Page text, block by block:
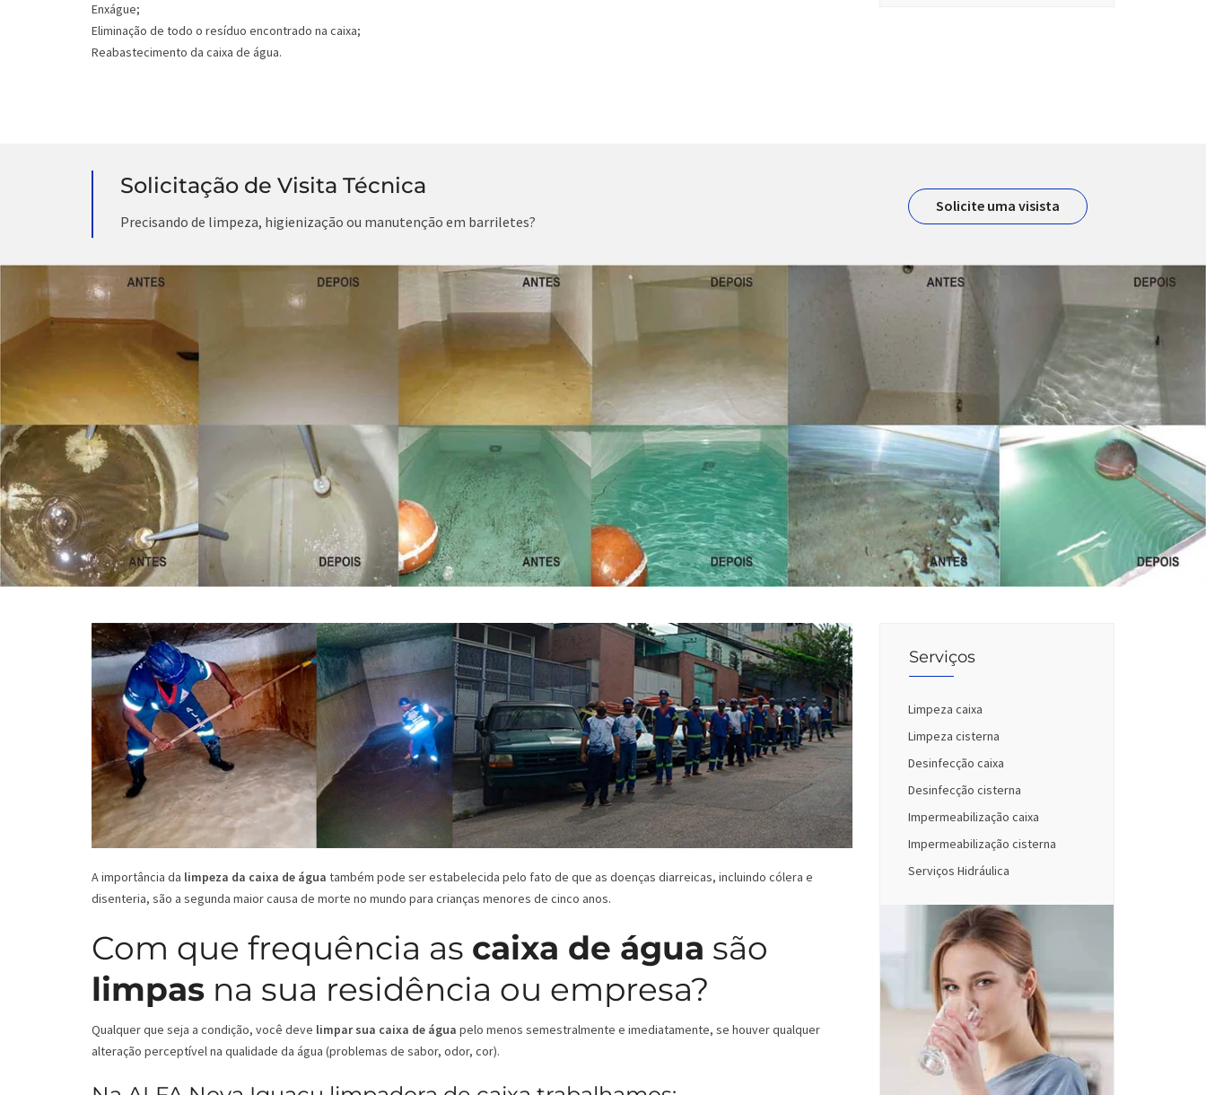
Enxágue;
Eliminação de todo o resíduo encontrado na caixa;
Reabastecimento da caixa de água.
Solicitação de Visita Técnica
Precisando de limpeza, higienização ou manutenção em barriletes?
Solicite uma visista
Serviços
Limpeza caixa
Limpeza cisterna
Desinfecção caixa
Desinfecção cisterna
Impermeabilização caixa
Impermeabilização cisterna
Serviços Hidráulica
A importância da limpeza da caixa de água também pode ser estabelecida pelo fato de que as doenças diarreicas, incluindo cólera e
disenteria, são a segunda maior causa de morte no mundo para crianças menores de cinco anos.
Com que frequência as caixa de água são
limpas na sua residência ou empresa?
Qualquer que seja a condição, você deve limpar sua caixa de água pelo menos semestralmente e imediatamente, se houver qualquer
alteração perceptível na qualidade da água (problemas de sabor, odor, cor).